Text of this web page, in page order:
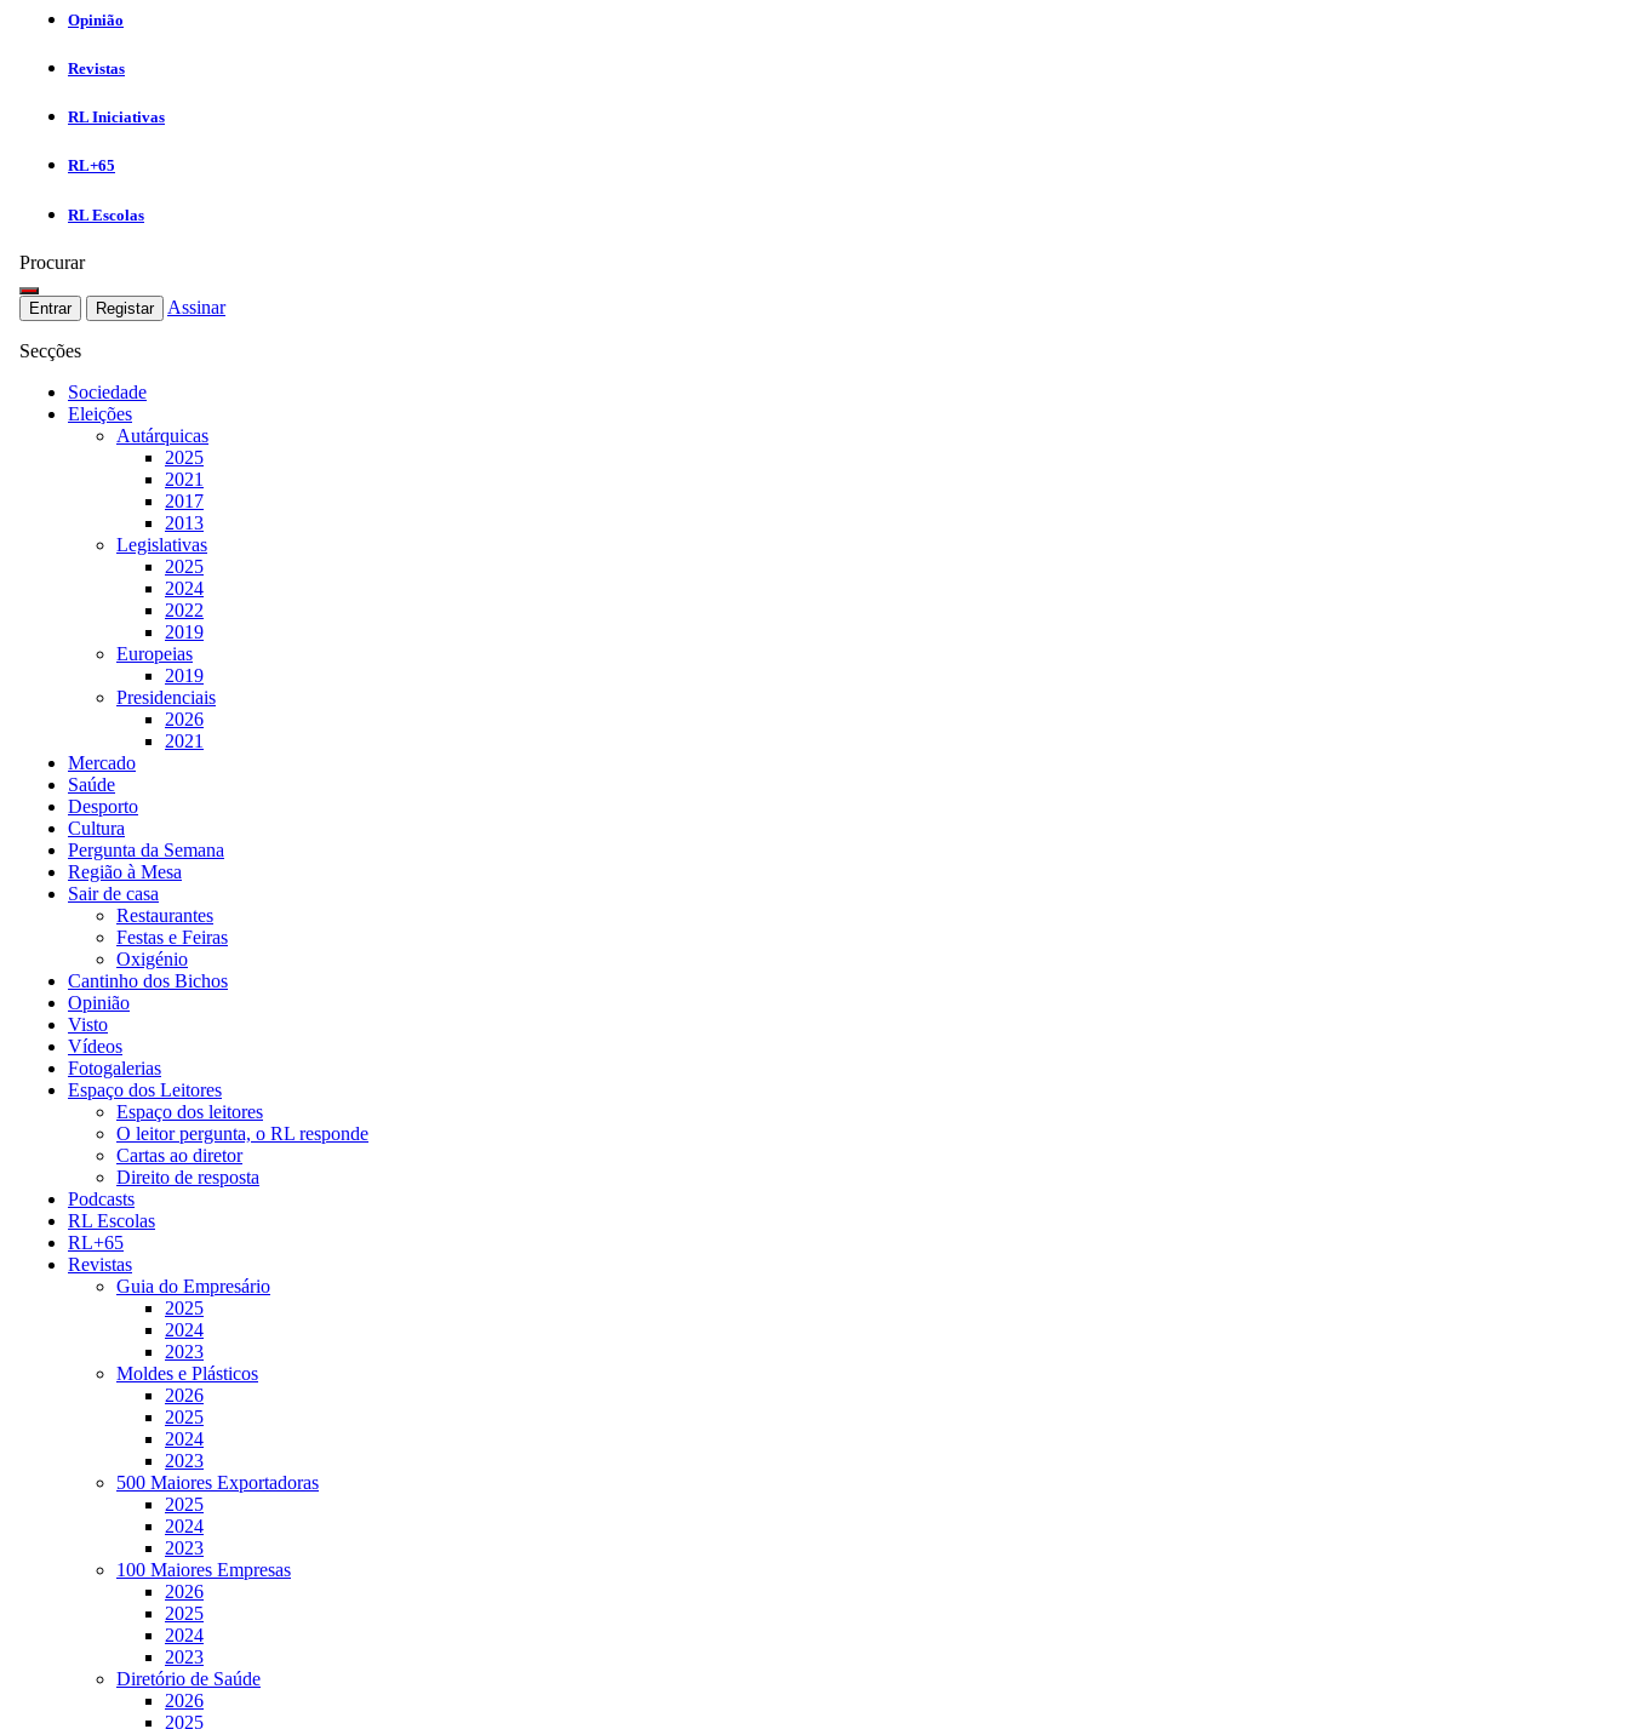
Opinião
Revistas
RL Iniciativas
RL+65
RL Escolas
Procurar
Entrar Registar Assinar
Secções
Sociedade
Eleições
Autárquicas
2025
2021
2017
2013
Legislativas
2025
2024
2022
2019
Europeias
2019
Presidenciais
2026
2021
Mercado
Saúde
Desporto
Cultura
Pergunta da Semana
Região à Mesa
Sair de casa
Restaurantes
Festas e Feiras
Oxigénio
Cantinho dos Bichos
Opinião
Visto
Vídeos
Fotogalerias
Espaço dos Leitores
Espaço dos leitores
O leitor pergunta, o RL responde
Cartas ao diretor
Direito de resposta
Podcasts
RL Escolas
RL+65
Revistas
Guia do Empresário
2025
2024
2023
Moldes e Plásticos
2026
2025
2024
2023
500 Maiores Exportadoras
2025
2024
2023
100 Maiores Empresas
2026
2025
2024
2023
Diretório de Saúde
2026
2025